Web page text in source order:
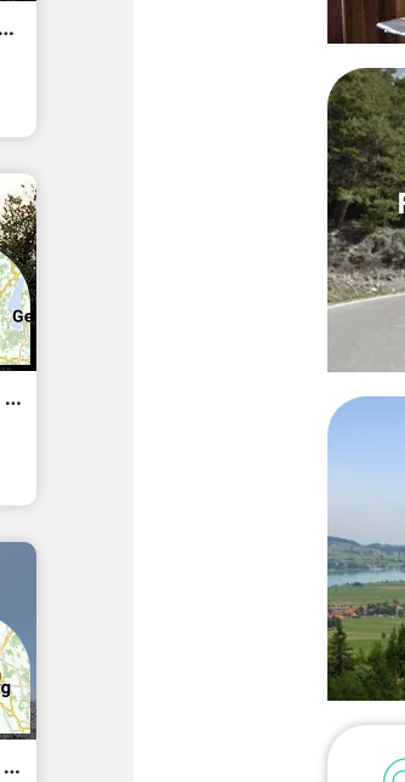
König-Ludwig-Weg, 4. Etappe: Hohenpeißenberg - Rottenbuch
Nordschleife "Sprudelnde Quellen" - Heilige Landschaft Pfaffenwinkel
Etappe 1, Ostschleife, Heilige Landschaft Pfaffenwinkel - Vom Hohen Peißenberg nach Weilheim